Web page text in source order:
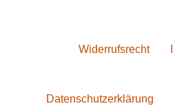
Widerrufs­recht
Daten­schutz­erklärung